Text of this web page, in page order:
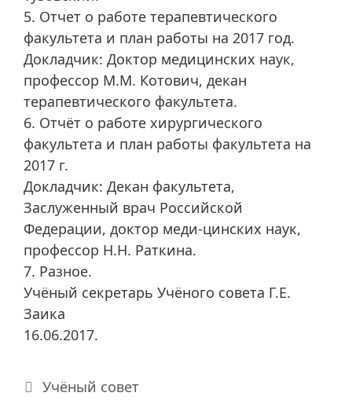
5. Отчет о работе терапевтического
факультета и план работы на 2017 год.
Докладчик: Доктор медицинских наук,
профессор М.М. Котович, декан
терапевтического факультета.
6. Отчёт о работе хирургического
факультета и план работы факультета на
2017 г.
Докладчик: Декан факультета,
Заслуженный врач Российской
Федерации, доктор меди-цинских наук,
профессор Н.Н. Раткина.
7. Разное.
Учёный секретарь Учёного совета Г.Е.
Заика
16.06.2017.
Рубрики
Учёный совет